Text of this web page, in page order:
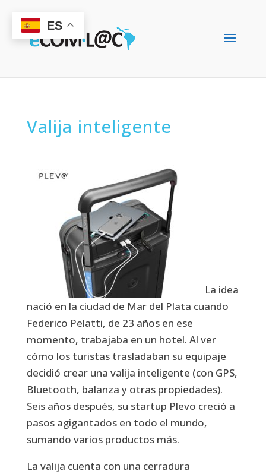
Valija inteligente
La idea
nació en la ciudad de Mar del Plata cuando
Federico Pelatti, de 23 años en ese
momento, trabajaba en un hotel. Al ver
cómo los turistas trasladaban su equipaje
decidió crear una valija inteligente (con GPS,
Bluetooth, balanza y otras propiedades).
Seis años después, su startup Plevo creció a
pasos agigantados en todo el mundo,
sumando varios productos más.
La valija cuenta con una cerradura
ES